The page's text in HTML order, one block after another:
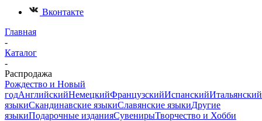
Вконтакте
Главная
-
Каталог
-
Распродажа
Рождество и Новый
годАнглийскийНемецкийФранцузскийИспанскийИтальянский
языкиСкандинавские языкиСлавянские языкиДругие
языкиПодарочные изданияСувенирыТворчество и Хобби